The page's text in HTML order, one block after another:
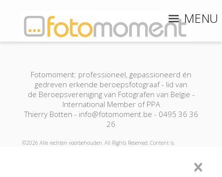
MENU
Fotomoment: professioneel, gepassioneerd én
gedreven erkende beroepsfotograaf - lid van
de Beroepsvereniging van Fotografen van Belgie -
International Member of PPA
Thierry Botten - info@fotomoment.be - 0495 36 36
26
©2026 Alle rechten voorbehouden. All Rights Reserved. Content is
auteursrecht en mag in geen geval worden gedupliceerd of verspreid zonder